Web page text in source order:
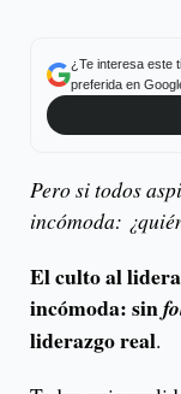
¿Te interesa este
preferida en
Pero si todos
incómoda:
El culto al
incómoda: sin
liderazgo real.